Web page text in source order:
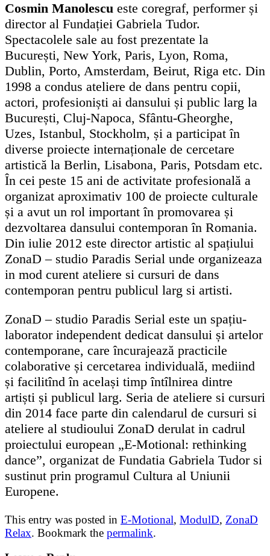
Cosmin Manolescu este coregraf, performer și
director al Fundației Gabriela Tudor.
Spectacolele sale au fost prezentate la
București, New York, Paris, Lyon, Roma,
Dublin, Porto, Amsterdam, Beirut, Riga etc. Din
1998 a condus ateliere de dans pentru copii,
actori, profesioniști ai dansului și public larg la
București, Cluj-Napoca, Sfântu-Gheorghe,
Uzes, Istanbul, Stockholm, și a participat în
diverse proiecte internaționale de cercetare
artistică la Berlin, Lisabona, Paris, Potsdam etc.
În cei peste 15 ani de activitate profesională a
organizat aproximativ 100 de proiecte culturale
și a avut un rol important în promovarea și
dezvoltarea dansului contemporan în Romania.
Din iulie 2012 este director artistic al spațiului
ZonaD – studio Paradis Serial unde organizeaza
in mod curent ateliere si cursuri de dans
contemporan pentru publicul larg si artisti.
ZonaD – studio Paradis Serial este un spațiu-
laborator independent dedicat dansului și artelor
contemporane, care încurajează practicile
colaborative și cercetarea individuală, mediind
și facilitînd în același timp întîlnirea dintre
artiști și publicul larg. Seria de ateliere si cursuri
din 2014 face parte din calendarul de cursuri si
ateliere al studioului ZonaD derulat in cadrul
proiectului european „E-Motional: rethinking
dance”, organizat de Fundatia Gabriela Tudor si
sustinut prin programul Cultura al Uniunii
Europene.
This entry was posted in E-Motional, ModulD, ZonaD
Relax. Bookmark the permalink.